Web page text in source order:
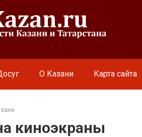
О Казани Карта сайта
киноэкраны